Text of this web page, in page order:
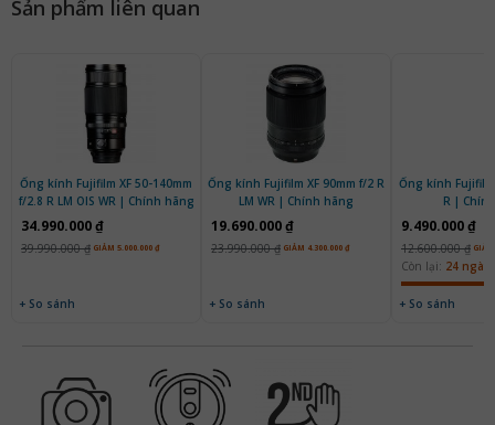
Sản phẩm liên quan
Ống kính Fujifilm XF 50-140mm
f/2.8 R LM OIS WR | Chính hãng
34.990.000 ₫
39.990.000 ₫ GIẢM 5.000.000 ₫
+ So sánh
Ống kính Fujifilm XF 90mm f/2 R
LM WR | Chính hãng
19.690.000 ₫
23.990.000 ₫ GIẢM 4.300.000 ₫
+ So sánh
Ống kính Fujifilm
R |
9.490.000 ₫
12.600.000 ₫
Còn lại: 24 ngày
+ So sánh